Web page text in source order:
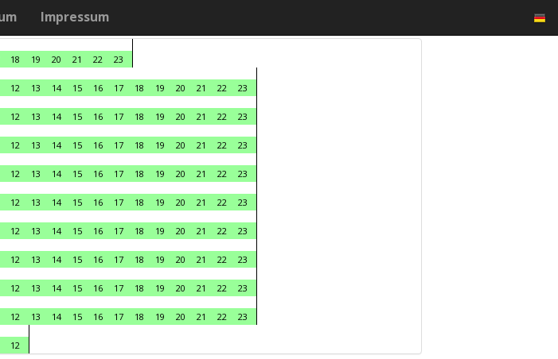
Impressum
18 19 20 21 22
23
12 13 14 15 16 17 18 19 20 21 22
23
12 13 14 15 16 17 18 19 20 21 22
23
12 13 14 15 16 17 18 19 20 21 22
23
12 13 14 15 16 17 18 19 20 21 22
23
12 13 14 15 16 17 18 19 20 21 22
23
12 13 14 15 16 17 18 19 20 21 22
23
12 13 14 15 16 17 18 19 20 21 22
23
12 13 14 15 16 17 18 19 20 21 22
23
12 13 14 15 16 17 18 19 20 21 22
23
12